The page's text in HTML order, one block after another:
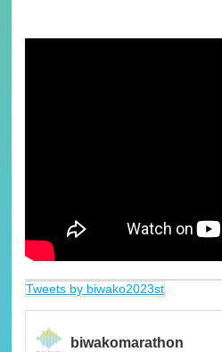
Tweets by biwako2023st
biwakomarathon